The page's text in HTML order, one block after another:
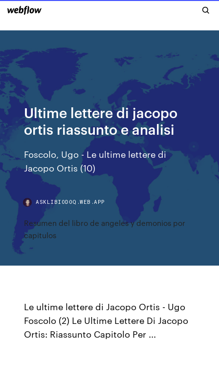
Ultime lettere di jacopo
ortis riassunto e analisi
Foscolo, Ugo - Le ultime lettere di
Jacopo Ortis (10)
ASKLIBIODOQ.WEB.APP
Resumen del libro de angeles y demonios por
capitulos
Le ultime lettere di Jacopo Ortis - Ugo
Foscolo (2) Le Ultime Lettere Di Jacopo
Ortis: Riassunto Capitolo Per ...